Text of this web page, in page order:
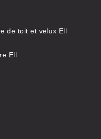
de toit et velux Ell
Ell